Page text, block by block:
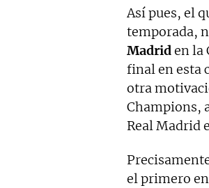
Así pues, el
temporada,
Madriden la
final en esta
otra
Champions,
Real Madrid
el primero